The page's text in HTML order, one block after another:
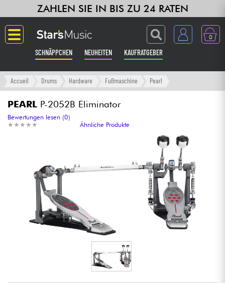
ZAHLEN SIE IN BIS ZU 24 RATEN
0
SCHNÄPPCHEN NEUHEITEN KAUFRATGEBER
Langue
Gitarre & Bass
Verstärker & Effekte
Synths & samplers
Studio
Accueil Drums Hardware Fußmaschine Pearl
PEARL P-2052B Eliminator
★ ★ ★ ★ ★
★ ★ ★ ★ ★
Bewertungen lesen (0)
Ähnliche Produkte